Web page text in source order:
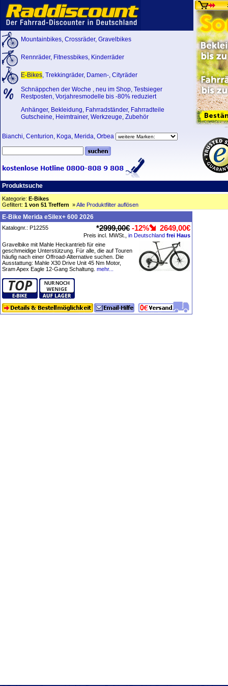
Mountainbikes, Crossräder, Gravelbikes
Rennräder, Fitnessbikes, Kinderräder
E-Bikes, Trekkingräder, Damen-, Cityräder
Schnäppchen der Woche , neu im Shop, Testsieger
Restposten, Vorjahresmodelle bis -80% reduziert
Anhänger, Bekleidung, Fahrradständer, Fahrradteile
Gutscheine, Heimtrainer, Werkzeuge, Zubehör
Bianchi, Centurion, Koga, Merida, Orbea
Produktsuche
Kategorie: E-Bikes
Gefiltert: 1 von 51 Treffern »Alle Produktfilter auflösen
E-Bike Merida eSilex+ 600 2026
Katalognr.: P12255 *2999,00€ -12% 2649,00€
Preis incl. MWSt., in Deutschland frei Haus
Gravelbike mit Mahle Heckantrieb für eine
geschmeidige Unterstützung. Für alle, die auf Touren
häufig nach einer Offroad-Alternative suchen. Die
Ausstattung: Mahle X30 Drive Unit 45 Nm Motor,
Sram Apex Eagle 12-Gang Schaltung. mehr...